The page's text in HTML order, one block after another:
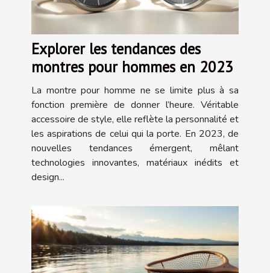
Explorer les tendances des
montres pour hommes en 2023
La montre pour homme ne se limite plus à sa
fonction première de donner l’heure. Véritable
accessoire de style, elle reflète la personnalité et
les aspirations de celui qui la porte. En 2023, de
nouvelles tendances émergent, mêlant
technologies innovantes, matériaux inédits et
design...